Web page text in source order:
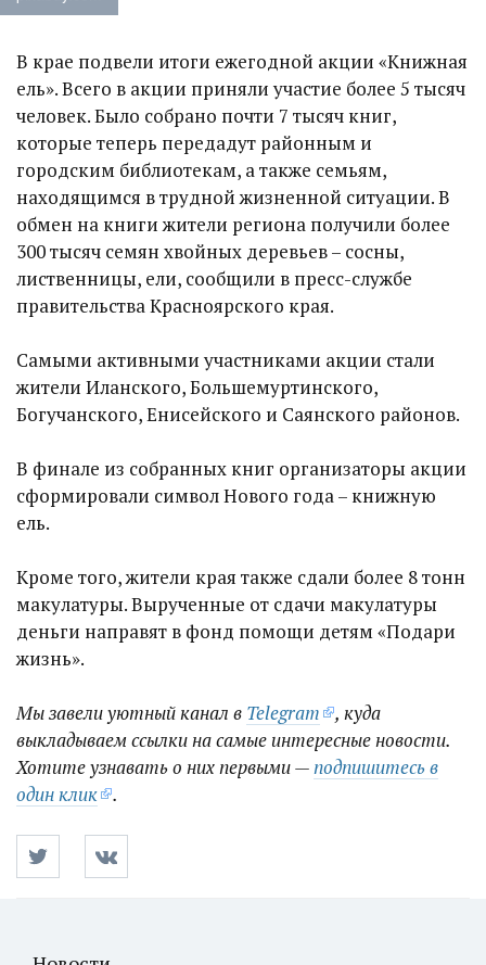
В крае подвели итоги ежегодной акции «Книжная
ель». Всего в акции приняли участие более 5 тысяч
человек. Было собрано почти 7 тысяч книг,
которые теперь передадут районным и
городским библиотекам, а также семьям,
находящимся в трудной жизненной ситуации. В
обмен на книги жители региона получили более
300 тысяч семян хвойных деревьев – сосны,
лиственницы, ели, сообщили в пресс-службе
правительства Красноярского края.
Самыми активными участниками акции стали
жители Иланского, Большемуртинского,
Богучанского, Енисейского и Саянского районов.
В финале из собранных книг организаторы акции
сформировали символ Нового года – книжную
ель.
Кроме того, жители края также сдали более 8 тонн
макулатуры. Вырученные от сдачи макулатуры
деньги направят в фонд помощи детям «Подари
жизнь».
Мы завели уютный канал в Telegram
, куда
выкладываем ссылки на самые интересные новости.
Хотите узнавать о них первыми —подпишитесь в
один клик
.